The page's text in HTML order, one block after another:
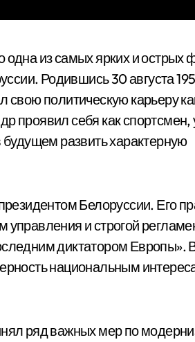
из самых ярких и острых
Родившись 30 августа
свою политическую карьеру
проявил себя как
развить характерную
Белоруссии. Его
управления и строгой
диктатором Европы».
национальным
ряд важных мер по